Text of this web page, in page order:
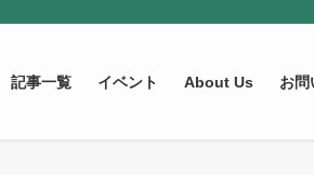
記事一覧 イベント About Us お問